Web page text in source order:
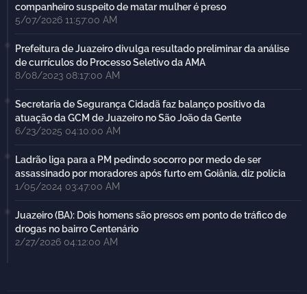
companheiro suspeito de matar mulher é preso
5/07/2026 11:57:00 AM
Prefeitura de Juazeiro divulga resultado preliminar da análise
de currículos do Processo Seletivo da AMA
8/08/2023 08:17:00 AM
Secretaria de Segurança Cidadã faz balanço positivo da
atuação da GCM de Juazeiro no São João da Gente
6/23/2025 04:10:00 AM
Ladrão liga para a PM pedindo socorro por medo de ser
assassinado por moradores após furto em Goiânia, diz polícia
1/05/2024 03:47:00 AM
Juazeiro (BA): Dois homens são presos em ponto de tráfico de
drogas no bairro Centenário
2/27/2026 04:12:00 AM